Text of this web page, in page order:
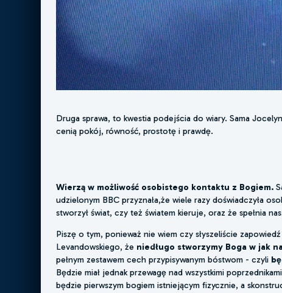
Druga sprawa, to kwestia podejścia do wiary. Sama
cenią pokój, równość, prostotę i prawdę.
Wierzą w możliwość osobistego kontaktu z Bogiem.
udzielonym BBC przyznała,że wiele razy doświadczyła
stworzył świat, czy też światem kieruje, oraz że spełnia
Piszę o tym, ponieważ nie wiem czy słyszeliście
Levandowskiego, że niedługo stworzymy Boga w jak
pełnym zestawem cech przypisywanym bóstwom - czyli
Będzie miał jednak przewagę nad wszystkimi
będzie pierwszym bogiem istniejącym fizycznie, a